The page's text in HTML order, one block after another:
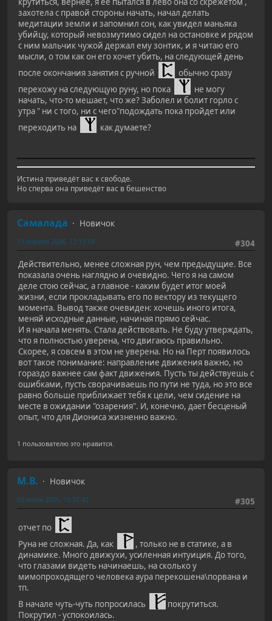
захотела с правой стороны начать, начал делать
медитации земли и запомнил сон, как увидел маньяка
убийцу, который невозмутимо сидел на остановке и рядом
с ним мальчик чужой держал ему зонтик, и я читаю его
мысли, о том как он его хочет убить, на следующей день
после окончания занятия с ручной
обычно сразу
перехожу на следующую руну, но пока
не могу
начать, что-то мешает, что же? Заболел и болит горло с
утра " ни с того, ни с чего"подождать пока пройдет или
переходить на
как думаете?
Истина приведёт вас к свободе.
Но сперва она приведёт вас в бешенство
Самалада
Новичок
#304
19 апреля 2026, 12:19:59
Действительно, менее сложная рун, чем предыдущие. Все
показала очень наглядно и очевидно. Чего я на самом
деле стою сейчас, а главное - каким будет итог моей
жизни, если прокладывать его по вектору из текущего
момента. Вывод также очевиден: хочешь иного итога,
меняй исходные данные, начиная прямо сейчас.
И я начала менять. Стала действовать. Не буду утверждать,
что я полностью уверена, что двигаюсь правильно.
Скорее, я совсем в этом не уверена. Но на Перт появилось
вот такое понимание: направление движения важно, но
гораздо важнее сам факт движения. Пусть ты действуешь с
ошибками, пусть сворачиваешь по пути не туда, но это все
равно больше приближает тебя к цели, чем сидение на
месте в ожидании "озарения". И, конечно, дает бесценый
опыт, что для Диониса жизненно важно.
1 пользователю это нравится.
М.В.
Новичок
#305
03 июля 2026, 15:37:42
отчет по
Руна не сложная. Да, как
, только не в статике, а в
динамике. Много движухи, усиленная интуиция. До того,
что глазами видеть начинаешь, на сколько у
мимопроходящего человека аура перекошена\порвана и
тп.
В начале чуть-чуть попросилась
покрутиться.
Покрутил - успокоилась.